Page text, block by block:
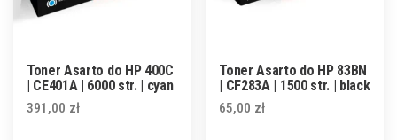
Toner Asarto do HP 400C
| CE401A | 6000 str. | cyan
391,00 zł
Toner Asarto do HP 83BN
| CF283A | 1500 str. | black
65,00 zł